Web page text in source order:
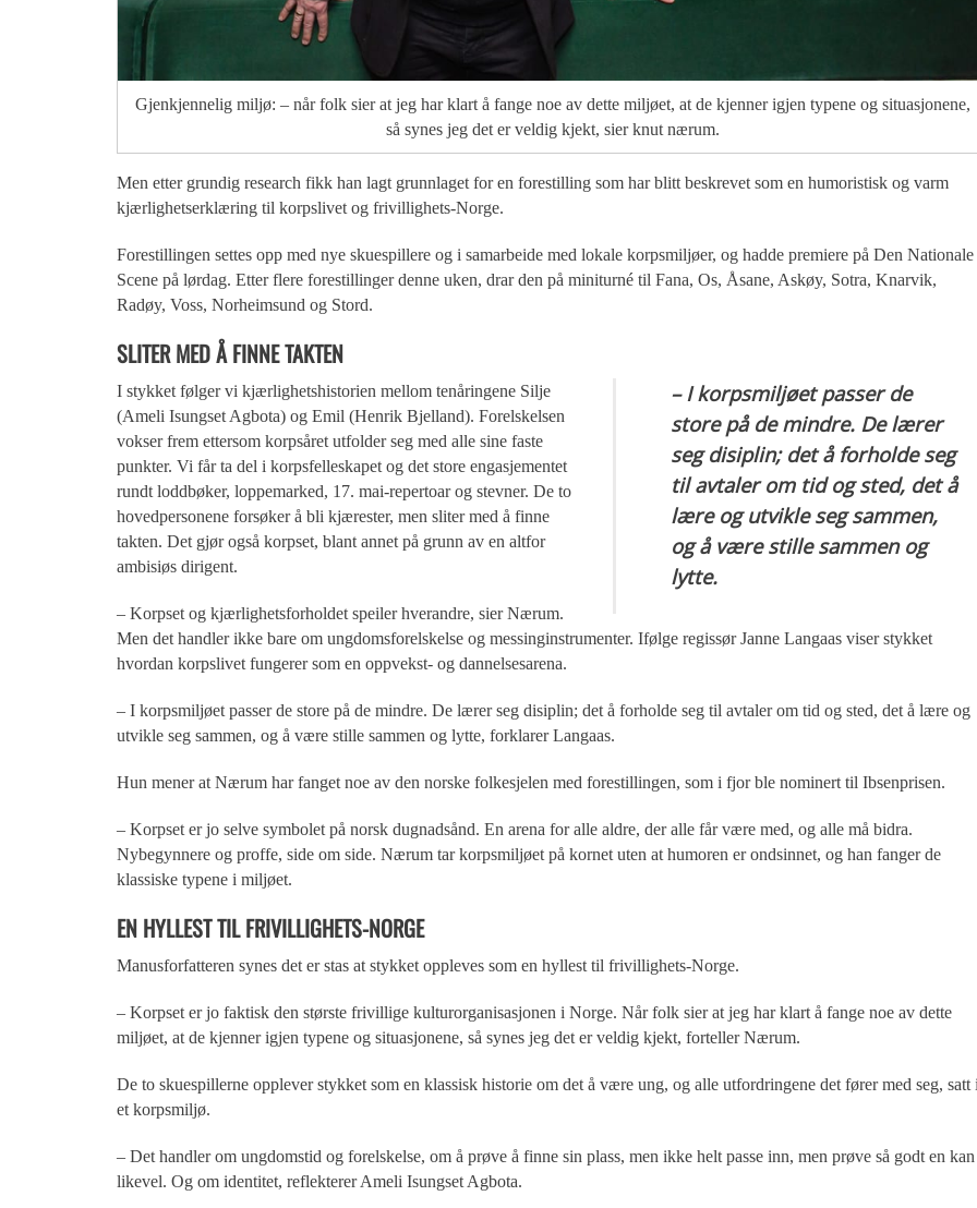
Gjenkjennelig miljø: – når folk sier at jeg har klart å fange noe av dette miljøet, at de kjenner igjen typene og situasjonene,
så synes jeg det er veldig kjekt, sier knut nærum.
Men etter grundig research fikk han lagt grunnlaget for en forestilling som har blitt beskrevet som en humoristisk og varm
kjærlighetserklæring til korpslivet og frivillighets-Norge.
Forestillingen settes opp med nye skuespillere og i samarbeide med lokale korpsmiljøer, og hadde premiere på Den Nationale
Scene på lørdag. Etter flere forestillinger denne uken, drar den på miniturné til Fana, Os, Åsane, Askøy, Sotra, Knarvik,
Radøy, Voss, Norheimsund og Stord.
SLITER MED Å FINNE TAKTEN
– I korpsmiljøet passer de
store på de mindre. De lærer
seg disiplin; det å forholde seg
til avtaler om tid og sted, det å
lære og utvikle seg sammen,
og å være stille sammen og
lytte.
I stykket følger vi kjærlighetshistorien mellom tenåringene Silje
(Ameli Isungset Agbota) og Emil (Henrik Bjelland). Forelskelsen
vokser frem ettersom korpsåret utfolder seg med alle sine faste
punkter. Vi får ta del i korpsfelleskapet og det store engasjementet
rundt loddbøker, loppemarked, 17. mai-repertoar og stevner. De to
hovedpersonene forsøker å bli kjærester, men sliter med å finne
takten. Det gjør også korpset, blant annet på grunn av en altfor
ambisiøs dirigent.
– Korpset og kjærlighetsforholdet speiler hverandre, sier Nærum.
Men det handler ikke bare om ungdomsforelskelse og messinginstrumenter. Ifølge regissør Janne Langaas viser stykket
hvordan korpslivet fungerer som en oppvekst- og dannelsesarena.
– I korpsmiljøet passer de store på de mindre. De lærer seg disiplin; det å forholde seg til avtaler om tid og sted, det å lære og
utvikle seg sammen, og å være stille sammen og lytte, forklarer Langaas.
Hun mener at Nærum har fanget noe av den norske folkesjelen med forestillingen, som i fjor ble nominert til Ibsenprisen.
– Korpset er jo selve symbolet på norsk dugnadsånd. En arena for alle aldre, der alle får være med, og alle må bidra.
Nybegynnere og proffe, side om side. Nærum tar korpsmiljøet på kornet uten at humoren er ondsinnet, og han fanger de
klassiske typene i miljøet.
EN HYLLEST TIL FRIVILLIGHETS-NORGE
Manusforfatteren synes det er stas at stykket oppleves som en hyllest til frivillighets-Norge.
– Korpset er jo faktisk den største frivillige kulturorganisasjonen i Norge. Når folk sier at jeg har klart å fange noe av dette
miljøet, at de kjenner igjen typene og situasjonene, så synes jeg det er veldig kjekt, forteller Nærum.
De to skuespillerne opplever stykket som en klassisk historie om det å være ung, og alle utfordringene det fører med seg, satt
et korpsmiljø.
– Det handler om ungdomstid og forelskelse, om å prøve å finne sin plass, men ikke helt passe inn, men prøve så godt en kan
likevel. Og om identitet, reflekterer Ameli Isungset Agbota.